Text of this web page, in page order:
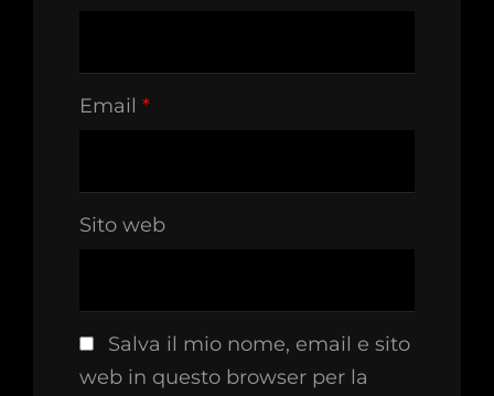
Email *
Sito web
Salva il mio nome, email e sito
web in questo browser per la